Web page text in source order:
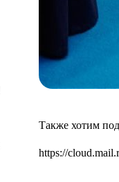
Также хотим
https://